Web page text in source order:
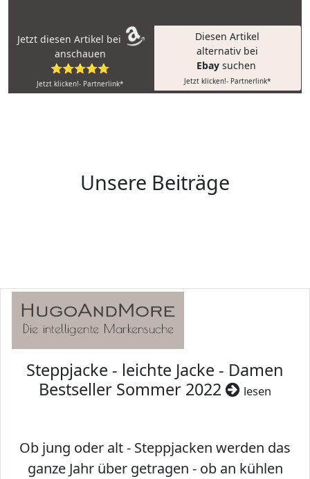
Jetzt diesen Artikel bei
anschauen
⭐⭐⭐⭐⭐
Jetzt klicken!- Partnerlink*
Diesen Artikel
alternativ bei
Ebay suchen
Jetzt klicken!- Partnerlink*
Unsere Beiträge
Steppjacke - leichte Jacke - Damen
Bestseller Sommer 2022
lesen
Ob jung oder alt - Steppjacken werden das
ganze Jahr über getragen - ob an kühlen